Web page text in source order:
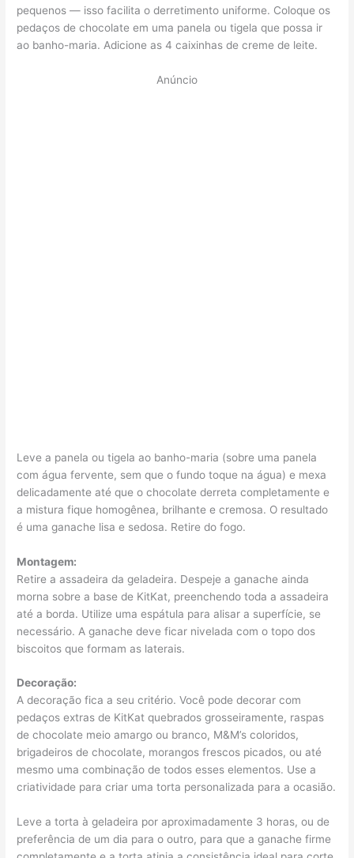
pequenos — isso facilita o derretimento uniforme. Coloque os
pedaços de chocolate em uma panela ou tigela que possa ir
ao banho-maria. Adicione as 4 caixinhas de creme de leite.
Anúncio
Leve a panela ou tigela ao banho-maria (sobre uma panela
com água fervente, sem que o fundo toque na água) e mexa
delicadamente até que o chocolate derreta completamente e
a mistura fique homogênea, brilhante e cremosa. O resultado
é uma ganache lisa e sedosa. Retire do fogo.
Montagem:
Retire a assadeira da geladeira. Despeje a ganache ainda
morna sobre a base de KitKat, preenchendo toda a assadeira
até a borda. Utilize uma espátula para alisar a superfície, se
necessário. A ganache deve ficar nivelada com o topo dos
biscoitos que formam as laterais.
Decoração:
A decoração fica a seu critério. Você pode decorar com
pedaços extras de KitKat quebrados grosseiramente, raspas
de chocolate meio amargo ou branco, M&M’s coloridos,
brigadeiros de chocolate, morangos frescos picados, ou até
mesmo uma combinação de todos esses elementos. Use a
criatividade para criar uma torta personalizada para a ocasião.
Leve a torta à geladeira por aproximadamente 3 horas, ou de
preferência de um dia para o outro, para que a ganache firme